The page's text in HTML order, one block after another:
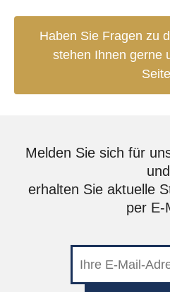
Haben Sie Fragen zu
stehen Ihnen gerne
Melden Sie sich für
und
erhalten Sie aktuelle
per E-